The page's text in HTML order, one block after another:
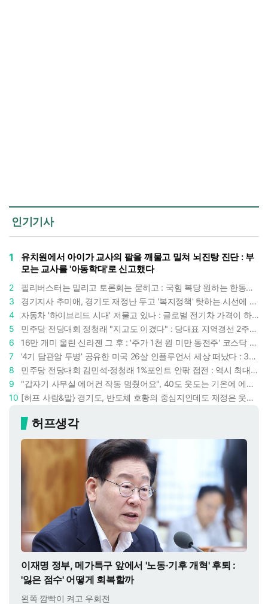
인기기사
1
유치원에서 아이가 교사의 팔을 깨물고 밀쳐 뇌진탕 진단 : 부
모는 교사를 '아동학대'로 신고했다
2
필리버스터는 밀리고 토론회는 묻히고 : 국힘 복당 원하는 한동훈, '검사 정치'의 한계만 드러내나
3
경기지사 추미애, 경기도 재정난 두고 '복지정책' 탓하는 시선에 정면 반박 : "고령자와 아이 인구 급증"
4
자동차 '하이브리드 시대' 저물고 있나 : 글로벌 전기차 가격이 하이브리드 차보다 낮아졌다
5
민주당 전당대회 정청래 "지고도 이겼다" : 당대표 지역경선 2주차서도 격차 1%p대로 버텼다
6
16만 개미 울린 신라젠 그 후 : '주가 1천 원 미만 동전주' 코스닥 38곳 코스피 10곳, 총 48곳 이르렀다
7
'4기 담관암 투병' 공유한 미국 26살 인플루언서 세상 떠났다 : 3년간 보여준 희망과 용기
8
민주당 전당대회 김민석·정청래 1%포인트 안팎 접전 : 역시 최대 승부처는 호남과 수도권
9
"갑자기 사무실 에어컨 작동 멈췄어요", 40도 웃도는 기온에 에어컨도 숨이 찬다
10
[허프 사람&말} 경기도, 반도체 호황의 중심지인데도 재정은 웃지 못한다 : 추미애 "빈껍데기 부자 신세"
허프생각
이재명 정부, 메가특구 앞에서 '노동·기후 개혁' 후퇴 :
'잃은 점수' 어떻게 회복할까
왼쪽 깜빡이 켜고 우회전